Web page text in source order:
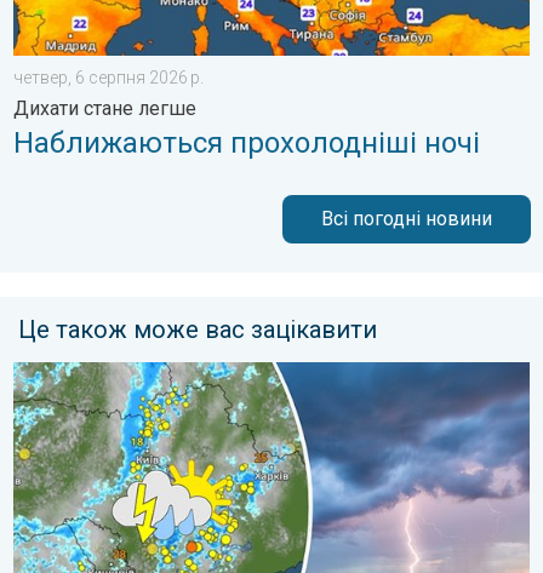
четвер, 6 серпня 2026 р.
Дихати стане легше
Наближаються прохолодніші ночі
Всі погодні новини
Це також може вас зацікавити
Цього тижня в Україні буде мінлива погода. Погодна